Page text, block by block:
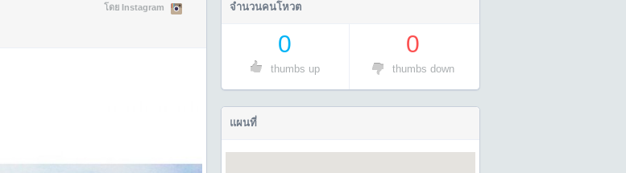
โดย Instagram จำนวนคนโหวต
0
thumbs up
0
thumbs down
แผนที่